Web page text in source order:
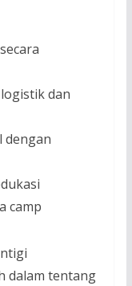
dan
dengan
camp
dalam tentang